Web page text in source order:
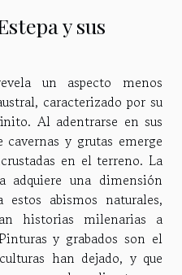
y sus
un aspecto menos
caracterizado por su
Al adentrarse en sus
y grutas emerge
en el terreno. La
adquiere una dimensión
abismos naturales,
historias milenarias a
y grabados son el
han dejado, y que